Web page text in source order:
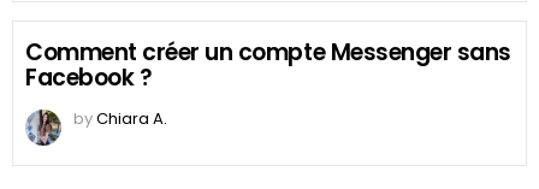
Comment créer un compte Messenger sans
Facebook ?
byChiara A.